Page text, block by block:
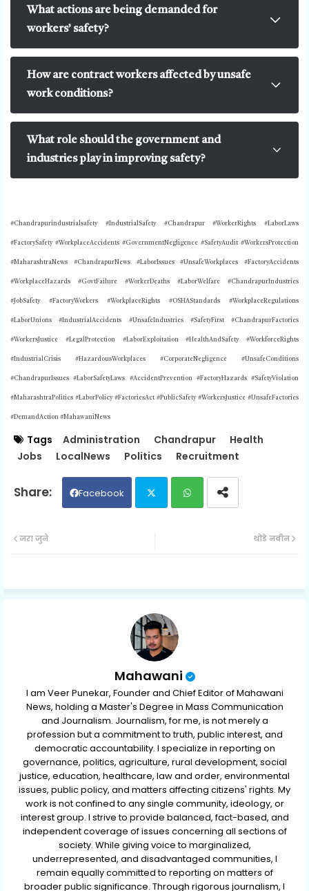
What actions are being demanded for
workers’ safety?
How are contract workers affected by unsafe
work conditions?
What role should the government and
industries play in improving safety?
#Chandrapurindustrialsafety #IndustrialSafety #Chandrapur #WorkerRights #LaborLaws
#FactorySafety #WorkplaceAccidents #GovernmentNegligence #SafetyAudit #WorkersProtection
#MaharashtraNews #ChandrapurNews #LaborIssues #UnsafeWorkplaces #FactoryAccidents
#WorkplaceHazards #GovtFailure #WorkerDeaths #LaborWelfare #ChandrapurIndustries
#JobSafety #FactoryWorkers #WorkplaceRights #OSHAStandards #WorkplaceRegulations
#LaborUnions #IndustrialAccidents #UnsafeIndustries #SafetyFirst #ChandrapurFactories
#WorkersJustice #LegalProtection #LaborExploitation #HealthAndSafety #WorkforceRights
#IndustrialCrisis #HazardousWorkplaces #CorporateNegligence #UnsafeConditions
#ChandrapurIssues #LaborSafetyLaws #AccidentPrevention #FactoryHazards #SafetyViolation
#MaharashtraPolitics #LaborPolicy #FactoriesAct #PublicSafety #WorkersJustice #UnsafeFactories
#DemandAction #MahawaniNews
Tags Administration Chandrapur
Health
Jobs
LocalNews Politics Recruitment
Facebook
ap
थोडे नवीन
जरा जुने
Mahawani
I am Veer Punekar, Founder and Chief Editor of Mahawani
News, holding a Master's Degree in Mass Communication
and Journalism. Journalism, for me, is not merely a
profession but a commitment to truth, public interest, and
democratic accountability. I specialize in reporting on
governance, politics, agriculture, rural development, social
justice, education, healthcare, law and order, environmental
issues, public policy, and matters affecting citizens' rights. My
work is not confined to any single community, ideology, or
interest group. I strive to provide balanced, fact-based, and
independent coverage of issues concerning all sections of
society. While giving voice to marginalized,
underrepresented, and disadvantaged communities, I
remain equally committed to reporting on matters of
broader public significance. Through rigorous journalism, I